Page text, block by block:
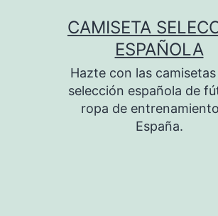
CAMISETA
ESPAÑOLA
Hazte con las camisetas
selección española de
ropa de
España.